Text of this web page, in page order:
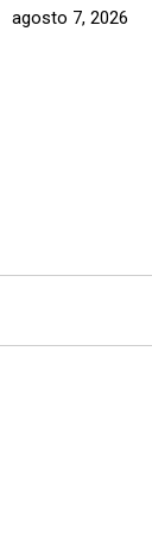
agosto 7, 2026